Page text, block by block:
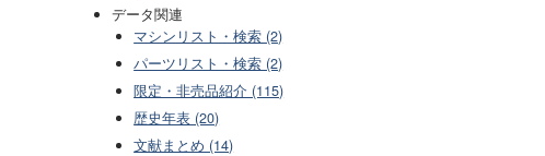
データ関連
マシンリスト・検索 (2)
パーツリスト・検索 (2)
限定・非売品紹介 (115)
歴史年表 (20)
文献まとめ (14)